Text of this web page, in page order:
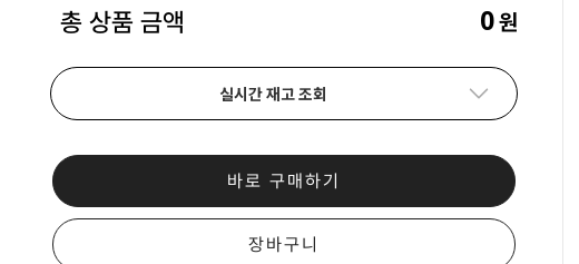
총 상품 금액 0원
실시간 재고 조회
바로 구매하기
장바구니